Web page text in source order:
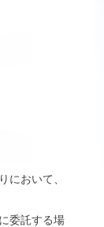
において、
委託する場